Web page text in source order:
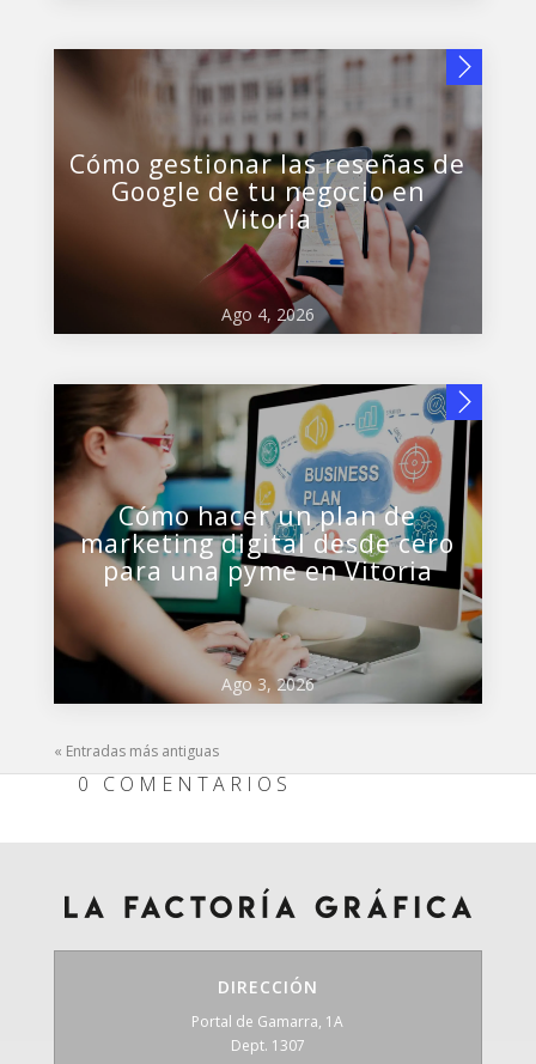
Cómo gestionar las reseñas de
Google de tu negocio en
Vitoria
Ago 4, 2026
Cómo hacer un plan de
marketing digital desde cero
para una pyme en Vitoria
Ago 3, 2026
« Entradas más antiguas
0 COMENTARIOS
DIRECCIÓN
Portal de Gamarra, 1A
Dept. 1307